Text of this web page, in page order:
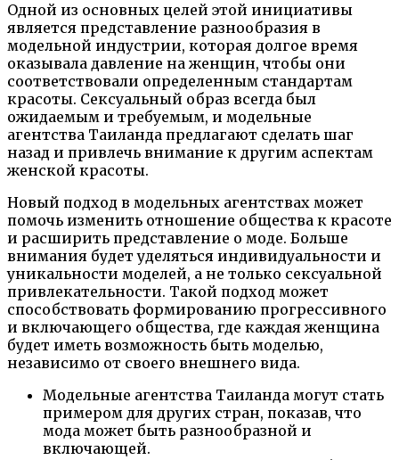
Одной из основных целей этой инициативы
является представление разнообразия в
модельной индустрии, которая долгое время
оказывала давление на женщин, чтобы они
соответствовали определенным стандартам
красоты. Сексуальный образ всегда был
ожидаемым и требуемым, и модельные
агентства Таиланда предлагают сделать шаг
назад и привлечь внимание к другим аспектам
женской красоты.
Новый подход в модельных агентствах может
помочь изменить отношение общества к красоте
и расширить представление о моде. Больше
внимания будет уделяться индивидуальности и
уникальности моделей, а не только сексуальной
привлекательности. Такой подход может
способствовать формированию прогрессивного
и включающего общества, где каждая женщина
будет иметь возможность быть моделью,
независимо от своего внешнего вида.
Модельные агентства Таиланда могут стать
примером для других стран, показав, что
мода может быть разнообразной и
включающей.